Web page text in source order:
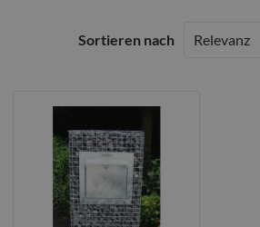
Sortieren nach